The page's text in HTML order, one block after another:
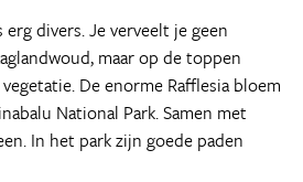
divers. Je verveelt je geen
maar op de toppen
De enorme Rafflesia bloem
National Park. Samen met
In het park zijn goede paden